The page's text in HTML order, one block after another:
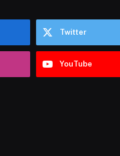
Twitter
YouTube